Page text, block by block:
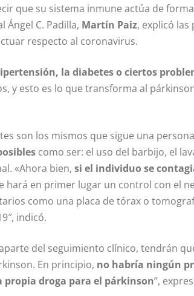
que su sistema inmune actúa de
C. Padilla, Martín Paiz, explicó las
respecto al coronavirus.
la diabetes o ciertos
y esto es lo que transforma al
son los mismos que sigue una
como ser: el uso del barbijo, el
«Ahora bien, si el individuo se
hará en primer lugar un control con el
como una placa de tórax o
indicó.
del seguimiento clínico, tendrán
En principio, no habría ningún
propia droga para el párkinson”,